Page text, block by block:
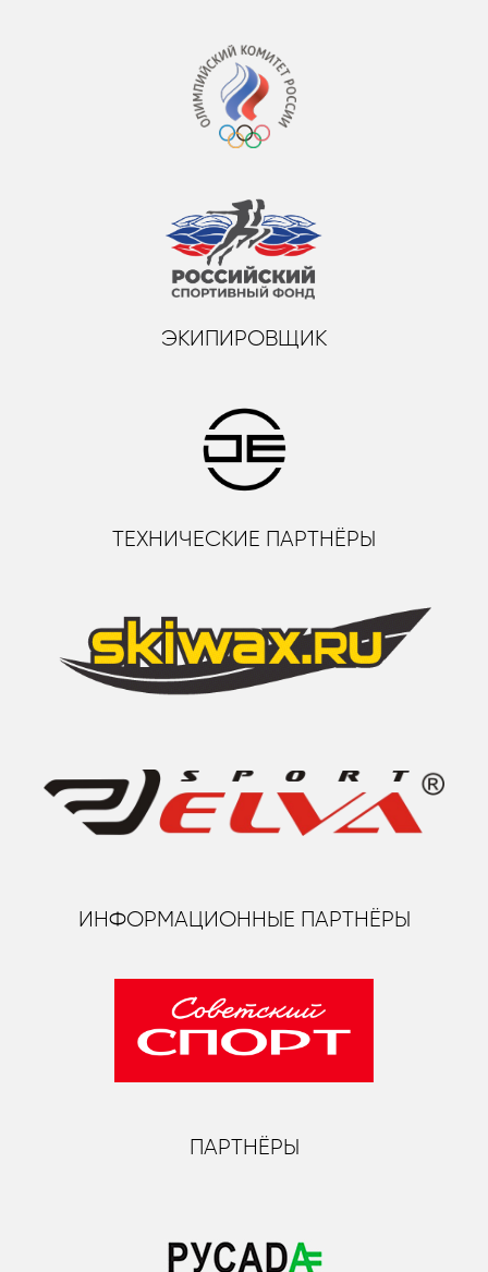
ЭКИПИРОВЩИК
ТЕХНИЧЕСКИЕ ПАРТНЁРЫ
ИНФОРМАЦИОННЫЕ ПАРТНЁРЫ
ПАРТНЁРЫ